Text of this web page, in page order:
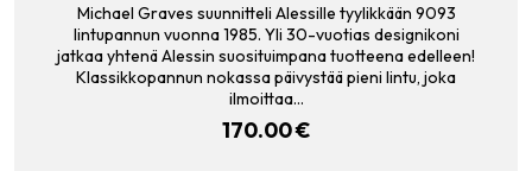
Michael Graves suunnitteli Alessille tyylikkään 9093
lintupannun vuonna 1985. Yli 30-vuotias designikoni
jatkaa yhtenä Alessin suosituimpana tuotteena edelleen!
Klassikkopannun nokassa päivystää pieni lintu, joka
ilmoittaa…
170.00€